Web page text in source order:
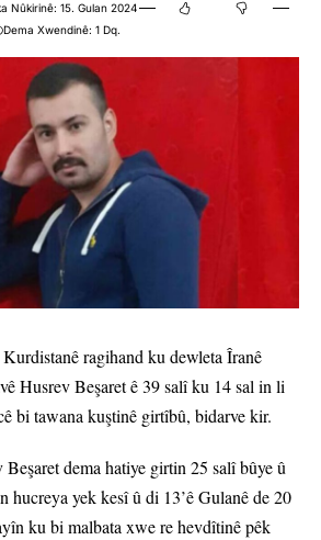
Nûkirinê: 15. Gulan 2024
Dema Xwendinê: 1 Dq.
ragihand ku dewleta Îranê
Husrev Beşaret ê 39 salî ku 14 sal in li
bi tawana kuştinê girtîbû, bidarve kir.
dema hatiye girtin 25 salî bûye û
hucreya yek kesî û di 13’ê Gulanê de 20
ku bi malbata xwe re hevdîtinê pêk